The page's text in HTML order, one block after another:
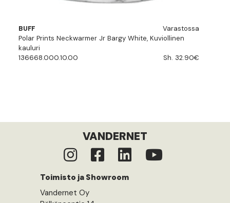
BUFF
Varastossa
Polar Prints Neckwarmer Jr Bargy White, Kuviollinen
kauluri
136668.000.10.00
Sh. 32.90€
VANDERNET
Toimisto ja Showroom
Vandernet Oy